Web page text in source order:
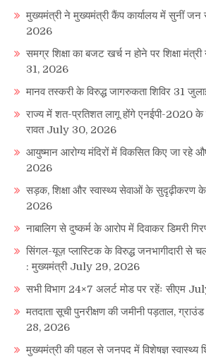
मुख्यमंत्री ने मुख्यमंत्री कैंप कार्यालय में सुनीं जन
2026
समग्र शिक्षा का बजट खर्च न होने पर शिक्षा
31, 2026
मानव तस्करी के विरुद्ध जागरुकता शिविर 31
राज्य में शत-प्रतिशत लागू होंगे एनईपी-2020 के
रावत July 30, 2026
आयुष्मान आरोग्य मंदिरों में विकसित किए जा रहे
2026
सड़क, शिक्षा और स्वास्थ्य सेवाओं के सुदृढ़ीकरण के
2026
नाबालिग से दुष्कर्म के आरोप में दिवाकर डिमरी
सिंगल-यूज़ प्लास्टिक के विरुद्ध जनभागीदारी से
: मुख्यमंत्री July 29, 2026
सभी विभाग 24×7 अलर्ट मोड पर रहेंः सीएम
मतदाता सूची पुनरीक्षण की जमीनी पड़ताल,
28, 2026
मुख्यमंत्री की पहल से जनपद में विशेषज्ञ स्वास्थ्य